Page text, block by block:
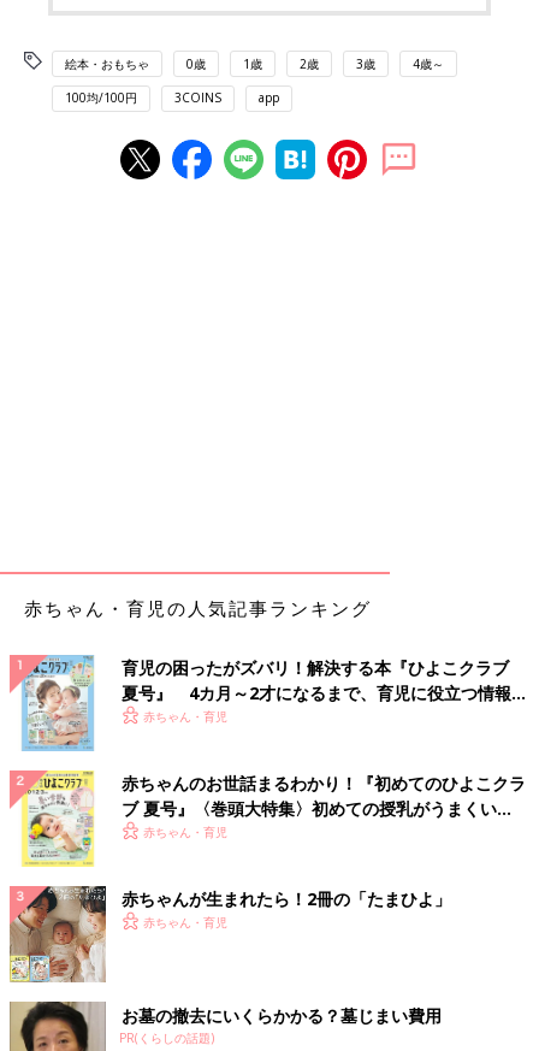
絵本・おもちゃ 0歳 1歳 2歳 3歳 4歳～
100均/100円 3COINS app
赤ちゃん・育児の人気記事ランキング
育児の困ったがズバリ！解決する本『ひよこクラブ
夏号』 4カ月～2才になるまで、育児に役立つ情報が
いっぱい！
赤ちゃん・育児
赤ちゃんのお世話まるわかり！『初めてのひよこクラ
ブ 夏号』〈巻頭大特集〉初めての授乳がうまくい
く！ おっぱい・ミルクの基本と夏のトラブル 解決テ
赤ちゃん・育児
赤ちゃんが生まれたら！2冊の「たまひよ」
赤ちゃん・育児
お墓の撤去にいくらかかる？墓じまい費用
PR(くらしの話題)